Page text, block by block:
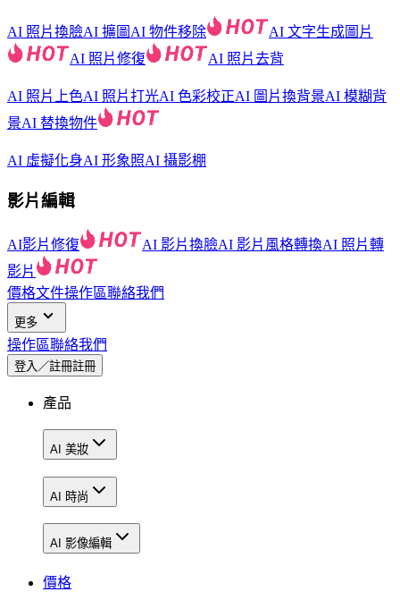
AI 照片換臉AI 擴圖 AI 物件移除
AI 文字生成圖片
AI 照片修復
AI 照片去背
AI 照片上色AI 照片打光AI 色彩校正AI 圖片換背景AI 模糊背
景AI 替換物件
AI 虛擬化身AI 形象照AI 攝影棚
影片編輯
AI影片修復 AI 影片換臉AI 影片風格轉換AI 照片轉
影片
價格文件操作區聯絡我們
更多
操作區聯絡我們
登入／註冊註冊
產品
AI 美妝
AI 時尚
AI 影像編輯
價格